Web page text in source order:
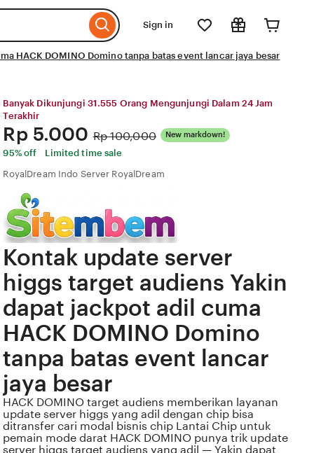
Sign in
HACK DOMINO Domino tanpa batas event lancar jaya besar
Banyak Dikunjungi 31.555 Orang Mengunjungi Dalam 24 Jam
Terakhir
Price:
Rp 5.000 Original
Price:
Rp 100,000 New markdown!
95% off
Limited time sale
RoyalDream Indo Server RoyalDream
Kontak update server
higgs target audiens Yakin
dapat jackpot adil cuma
HACK DOMINO Domino
tanpa batas event lancar
jaya besar
HACK DOMINO target audiens memberikan layanan
update server higgs yang adil dengan chip bisa
ditransfer cari modal bisnis chip Lantai Chip untuk
pemain mode darat HACK DOMINO punya trik update
server higgs target audiens yang adil — Yakin dapat